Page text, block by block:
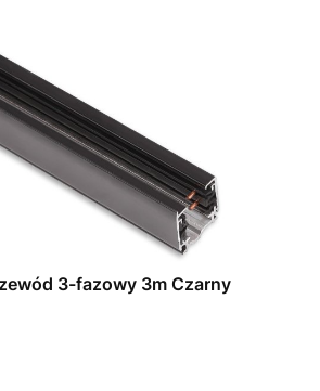
3-fazowy 3m Czarny